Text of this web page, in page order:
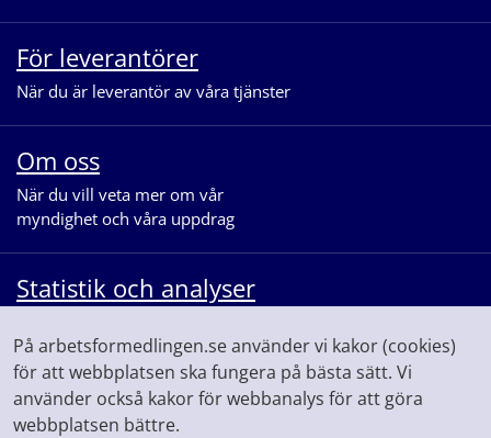
På arbetsformedlingen.se använder vi kakor (cookies)
för att webbplatsen ska fungera på bästa sätt. Vi
använder också kakor för webbanalys för att göra
webbplatsen bättre.
För leverantörer
När du är leverantör av våra tjänster
Om oss
När du vill veta mer om vår
myndighet och våra uppdrag
Statistik och analyser
våra analyser för arbetsmarknaden